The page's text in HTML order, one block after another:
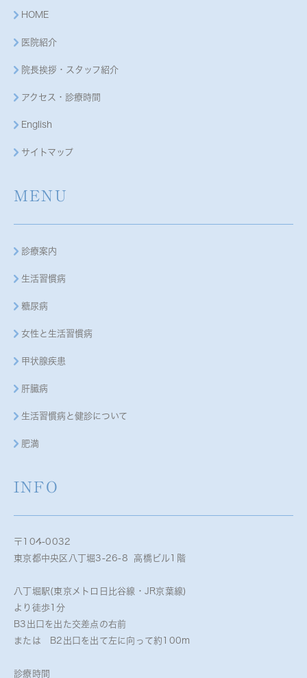
HOME
医院紹介
院長挨拶・スタッフ紹介
アクセス・診療時間
English
サイトマップ
MENU
診療案内
生活習慣病
糖尿病
女性と生活習慣病
甲状腺疾患
肝臓病
生活習慣病と健診について
肥満
INFO
〒104-0032
東京都中央区八丁堀3-26-8 高橋ビル1階
八丁堀駅(東京メトロ日比谷線・JR京葉線)
より徒歩1分
B3出口を出た交差点の右前
または B2出口を出て左に向って約100m
診療時間